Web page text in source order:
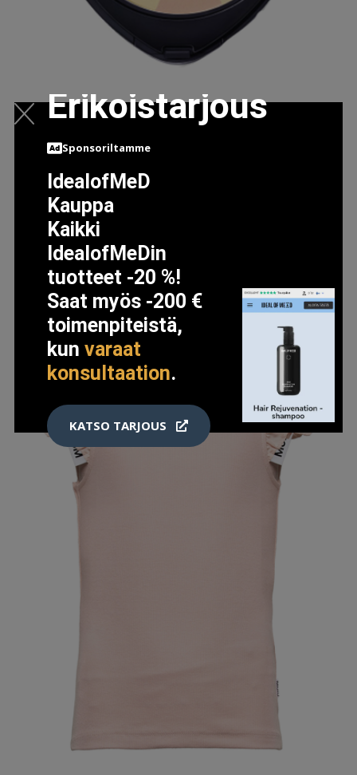
COLOUR CORRECTING POWDER PUUTERI MEIKKI DR.
Erikoistarjous
Sponsoriltamme
IdealofMeD
Kauppa
Kaikki
IdealofMeDin
tuotteet -20 %!
Saat myös -200 €
toimenpiteistä,
kunvaraat
konsultaation.
KATSO TARJOUS